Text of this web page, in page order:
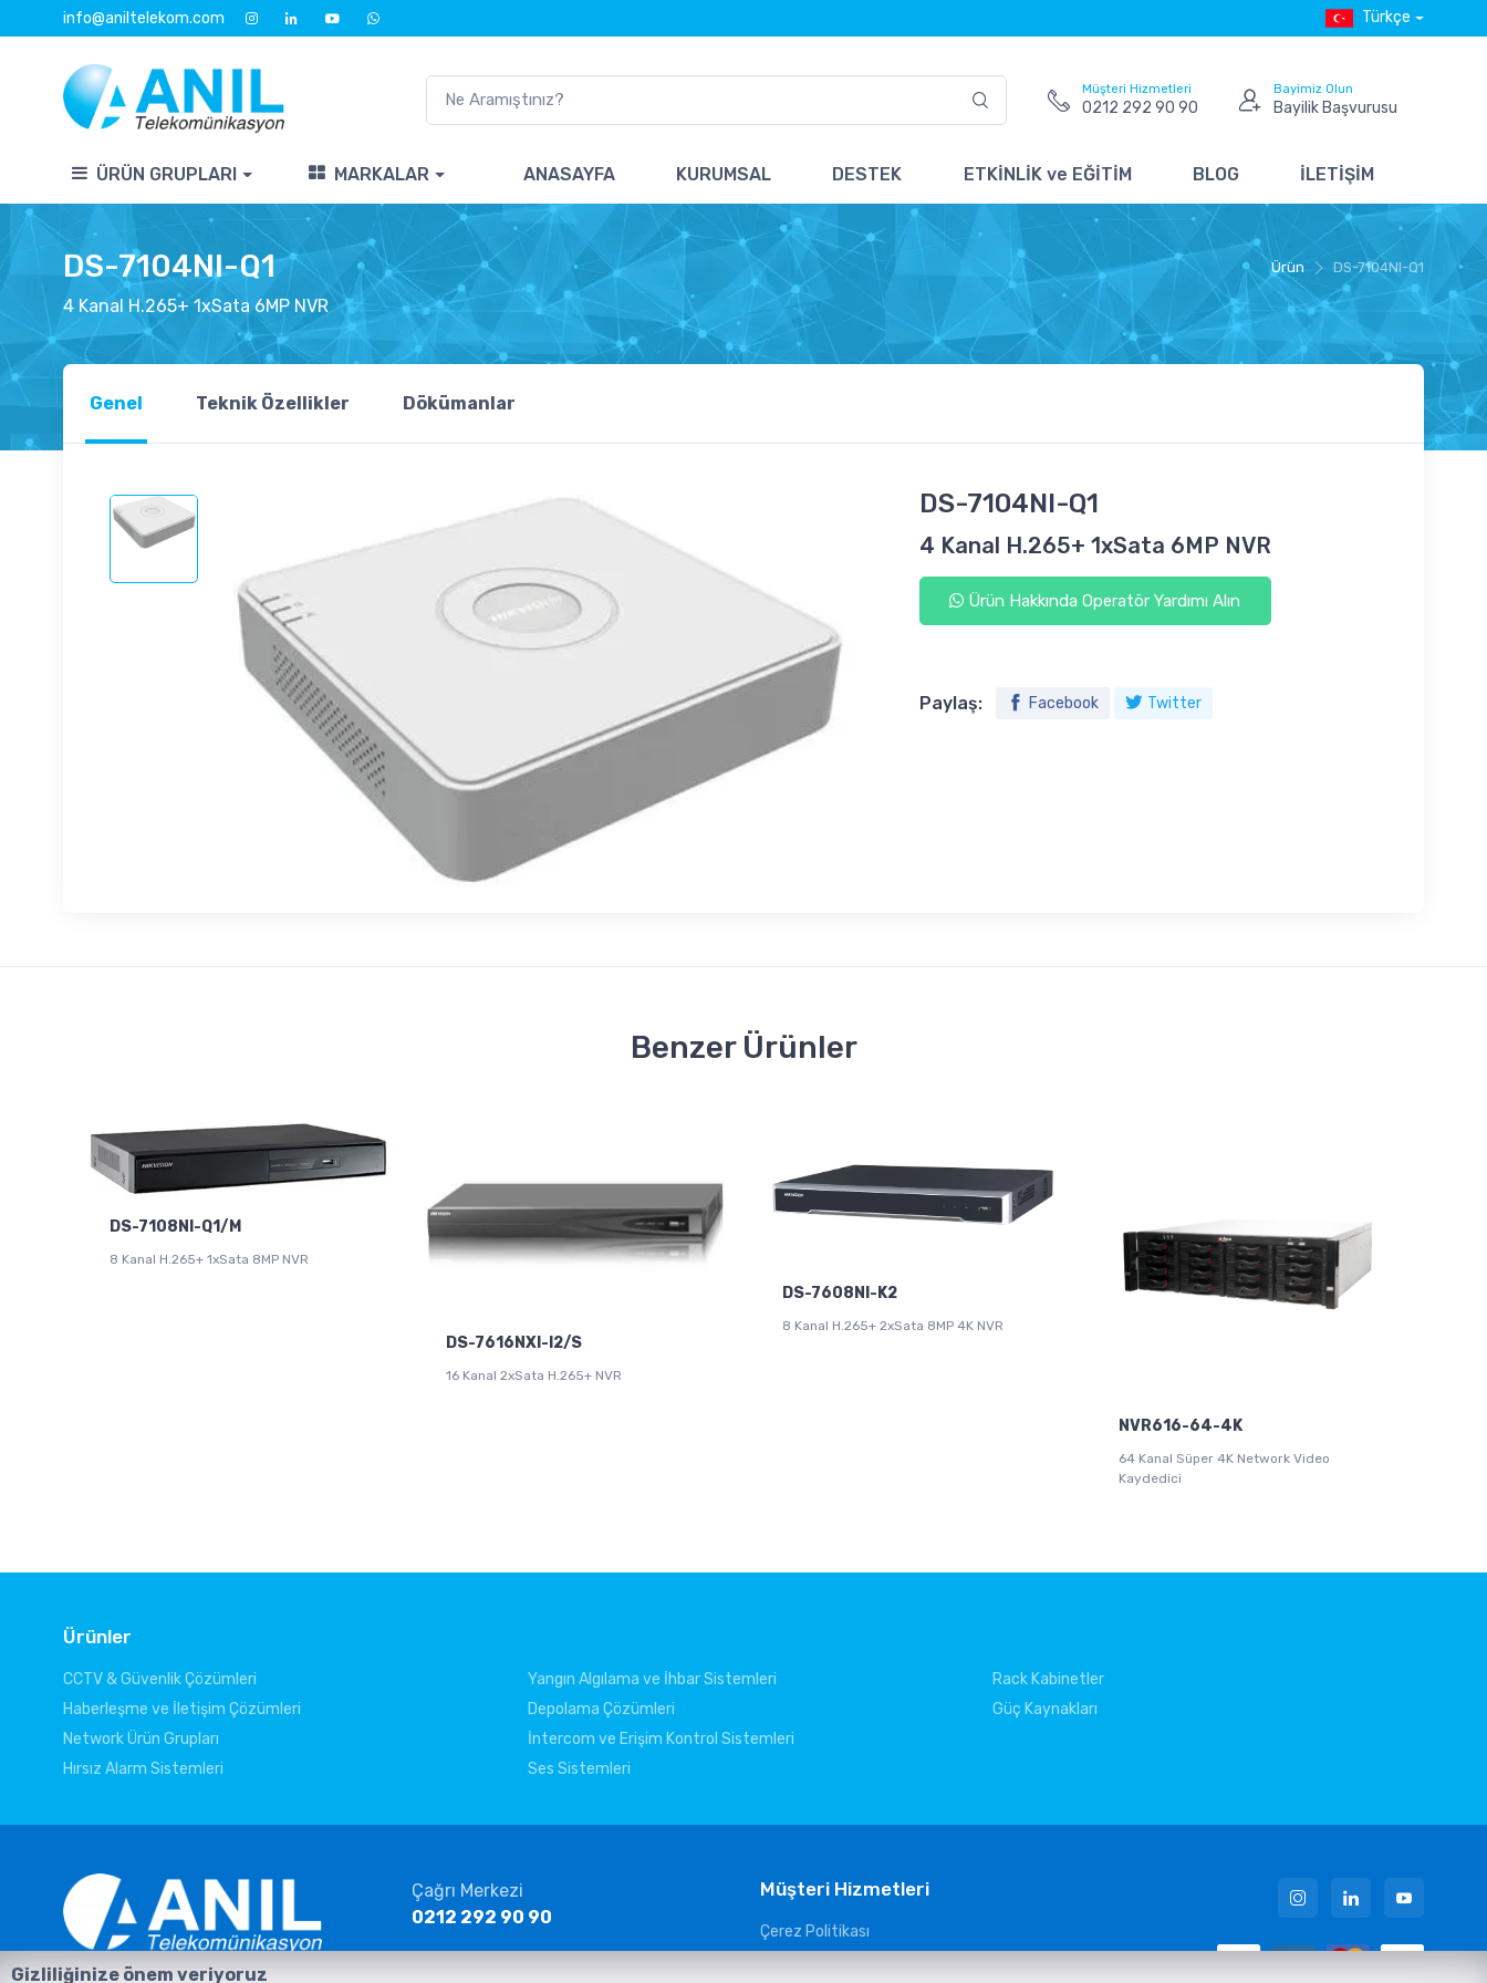
info@aniltelekom.com Türkçe
Müşteri Hizmetleri
0212 292 90 90
Bayimiz Olun
Bayilik Başvurusu
ÜRÜN GRUPLARI MARKALAR ANASAYFA KURUMSAL DESTEK ETKİNLİK ve EĞİTİM BLOG İLETİŞİM
Ürün DS-7104NI-Q1
DS-7104NI-Q1
4 Kanal H.265+ 1xSata 6MP NVR
Genel Teknik Özellikler Dökümanlar
DS-7104NI-Q1
4 Kanal H.265+ 1xSata 6MP NVR
Ürün Hakkında Operatör Yardımı Alın
Paylaş: Facebook Twitter
Benzer Ürünler
DS-7108NI-Q1/M
8 Kanal H.265+ 1xSata 8MP NVR
DS-7616NXI-I2/S
16 Kanal 2xSata H.265+ NVR
DS-7608NI-K2
8 Kanal H.265+ 2xSata 8MP 4K NVR
NVR616-64-4K
64 Kanal Süper 4K Network Video
Kaydedici
Ürünler
CCTV & Güvenlik Çözümleri
Haberleşme ve İletişim Çözümleri
Network Ürün Grupları
Hırsız Alarm Sistemleri
Yangın Algılama ve İhbar Sistemleri
Depolama Çözümleri
İntercom ve Erişim Kontrol Sistemleri
Ses Sistemleri
Rack Kabinetler
Güç Kaynakları
Çağrı Merkezi
0212 292 90 90
Müşteri Hizmetleri
Çerez Politikası
Gizliliğinize önem veriyoruz